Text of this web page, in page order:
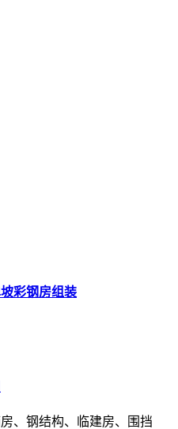
彩钢房组装
、钢结构、临建房、围挡